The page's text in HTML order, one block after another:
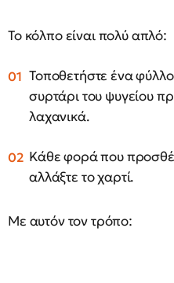
Το κόλπο είναι πολύ απλό:
Τοποθετήστε ένα
συρτάρι του ψυγείου
λαχανικά.
Κάθε φορά που
αλλάξτε το χαρτί.
Με αυτόν τον τρόπο: